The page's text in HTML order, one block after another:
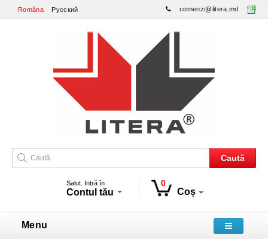
Româna Русский comenzi@litera.md
Caută
Salut. Intră în
Contul tău
0
Coș
Menu